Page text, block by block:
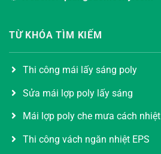
TỪ KHÓA TÌM KIẾM
Thi công mái lấy sáng poly
Sửa mái lợp poly lấy sáng
Mái lợp poly che mưa cách nhiệt
Thi công vách ngăn nhiệt EPS